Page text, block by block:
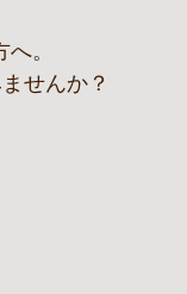
。
せんか？